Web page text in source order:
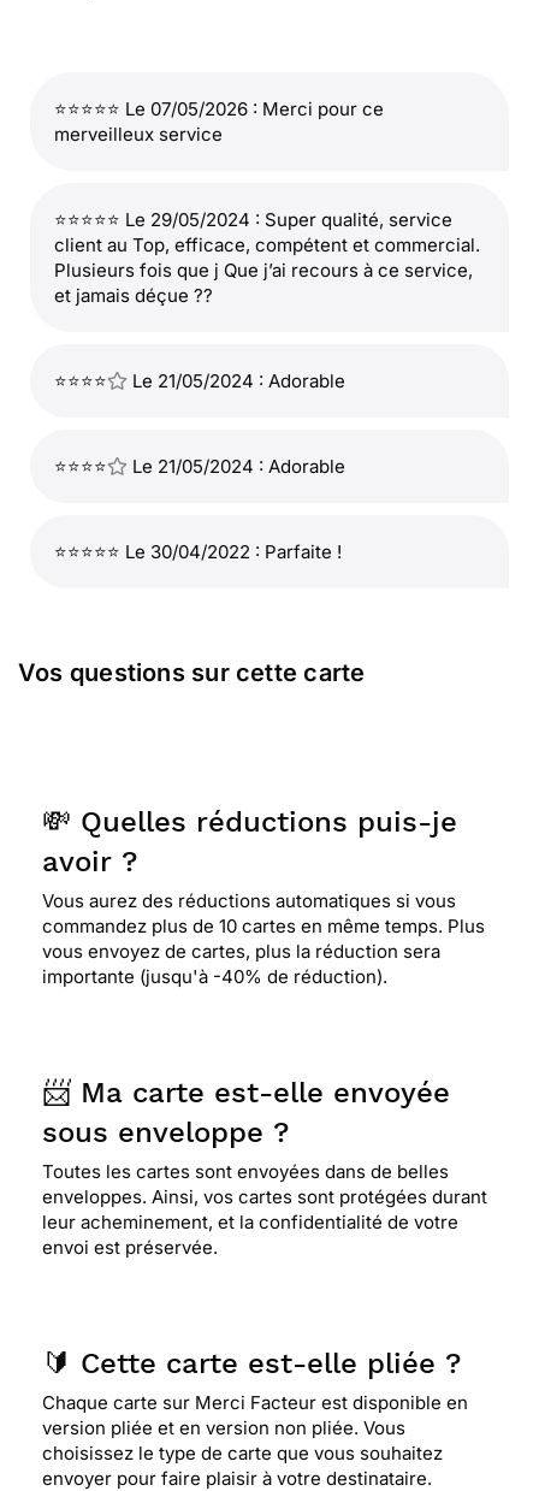
⭐⭐⭐⭐⭐ Le 07/05/2026 : Merci pour ce
merveilleux service
⭐⭐⭐⭐⭐ Le 29/05/2024 : Super qualité, service
client au Top, efficace, compétent et commercial.
Plusieurs fois que j Que j’ai recours à ce service,
et jamais déçue ??
⭐⭐⭐⭐ Le 21/05/2024 : Adorable
⭐⭐⭐⭐ Le 21/05/2024 : Adorable
⭐⭐⭐⭐⭐ Le 30/04/2022 : Parfaite !
Vos questions sur cette carte
💸 Quelles réductions puis-je
avoir ?
Vous aurez des réductions automatiques si vous
commandez plus de 10 cartes en même temps. Plus
vous envoyez de cartes, plus la réduction sera
importante (jusqu'à -40% de réduction).
📨 Ma carte est-elle envoyée
sous enveloppe ?
Toutes les cartes sont envoyées dans de belles
enveloppes. Ainsi, vos cartes sont protégées durant
leur acheminement, et la confidentialité de votre
envoi est préservée.
🔰 Cette carte est-elle pliée ?
Chaque carte sur Merci Facteur est disponible en
version pliée et en version non pliée. Vous
choisissez le type de carte que vous souhaitez
envoyer pour faire plaisir à votre destinataire.